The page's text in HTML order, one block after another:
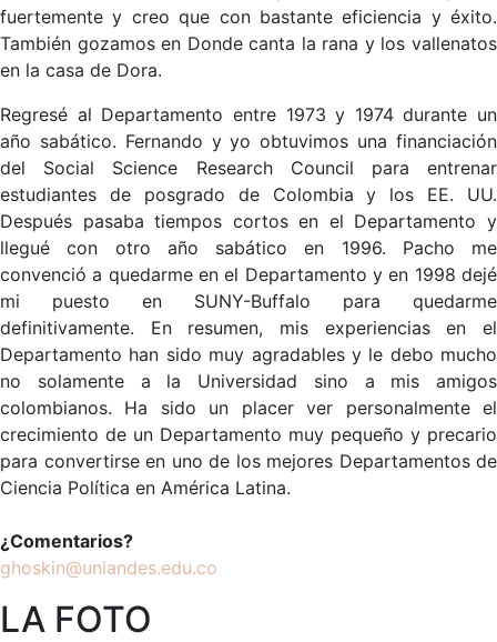
fuertemente y creo que con bastante eficiencia y éxito.
También gozamos en Donde canta la rana y los vallenatos
en la casa de Dora.
Regresé al Departamento entre 1973 y 1974 durante un
año sabático. Fernando y yo obtuvimos una financiación
del Social Science Research Council para entrenar
estudiantes de posgrado de Colombia y los EE. UU.
Después pasaba tiempos cortos en el Departamento y
llegué con otro año sabático en 1996. Pacho me
convenció a quedarme en el Departamento y en 1998 dejé
mi puesto en SUNY-Buffalo para quedarme
definitivamente. En resumen, mis experiencias en el
Departamento han sido muy agradables y le debo mucho
no solamente a la Universidad sino a mis amigos
colombianos. Ha sido un placer ver personalmente el
crecimiento de un Departamento muy pequeño y precario
para convertirse en uno de los mejores Departamentos de
Ciencia Política en América Latina.
¿Comentarios?
ghoskin@uniandes.edu.co
LA FOTO